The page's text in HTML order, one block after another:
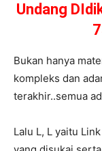
Undang
Bukan hanya
kompleks dan
terakhir..semua
Lalu L, L yaitu